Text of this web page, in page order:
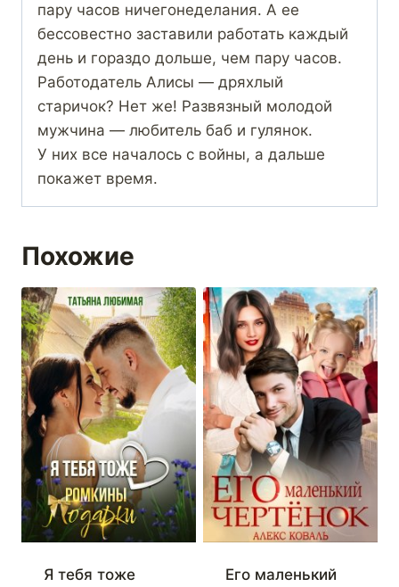
пару часов ничегонеделания. А ее
бессовестно заставили работать каждый
день и гораздо дольше, чем пару часов.
Работодатель Алисы — дряхлый
старичок? Нет же! Развязный молодой
мужчина — любитель баб и гулянок.
У них все началось с войны, а дальше
покажет время.
Похожие
Я тебя тоже
Его маленький